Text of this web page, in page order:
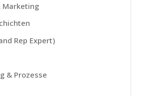
Marketing
Rep Expert)
& Prozesse